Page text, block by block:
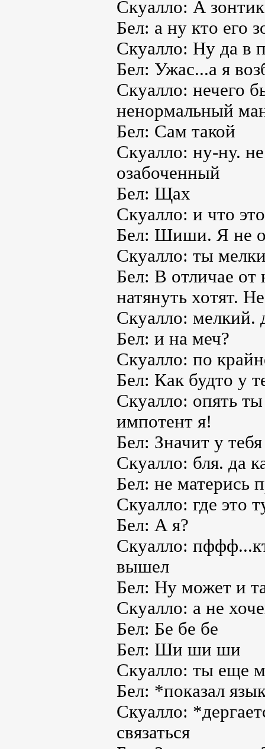
Скуалло: А
Бел: а ну кто его
Скуалло: Ну да в
Бел: Ужас...а я
Скуалло: нечего
ненормальный
Бел: Сам такой
Скуалло: ну-ну.
озабоченный
Бел: Щах
Скуалло: и что
Бел: Шиши. Я не
Скуалло: ты
Бел: В отличае от
натянуть хотят.
Скуалло: мелкий.
Бел: и на меч?
Скуалло: по
Бел: Как будто у
Скуалло: опять ты
импотент я!
Бел: Значит у
Скуалло: бля. да
Бел: не матерись
Скуалло: где это
Бел: А я?
Скуалло:
вышел
Бел: Ну может и
Скуалло: а не
Бел: Бе бе бе
Бел: Ши ши ши
Скуалло: ты еще
Бел: *показал
Скуалло:
связаться